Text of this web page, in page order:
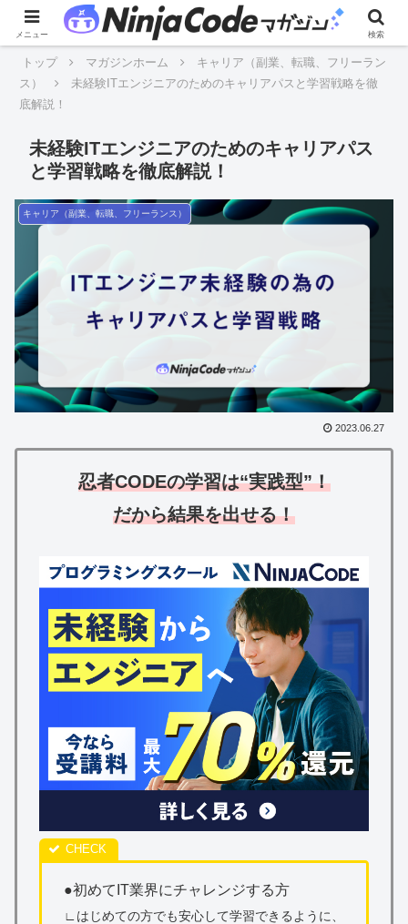
トップ マガジンホーム
キャリア（副業、転職、フリーラン
ス）
未経験ITエンジニアのためのキャリアパスと学習戦略を徹
底解説！
未経験ITエンジニアのためのキャリアパス
と学習戦略を徹底解説！
キャリア（副業、転職、フリーランス）
2023.06.27
忍者CODEの学習は“実践型”！
だから結果を出せる！
●初めてIT業界にチャレンジする方
∟はじめての方でも安心して学習できるように、
メニュー 検索